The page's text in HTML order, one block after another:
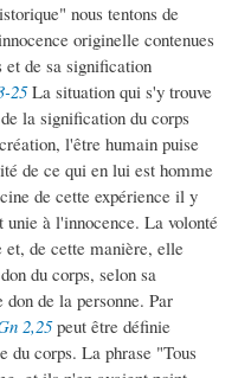
nous tentons de
originelle contenues
et de sa signification
25La situation qui s'y trouve
la signification du corps
l'être humain puise
de ce qui en lui est homme
de cette expérience il y
à l'innocence. La volonté
et, de cette manière, elle
du corps, selon sa
de la personne. Par
2,25peut être définie
du corps. La phrase "Tous